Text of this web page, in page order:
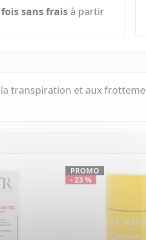
sans fraisà partir
transpiration et aux
PROMO
- 23 %